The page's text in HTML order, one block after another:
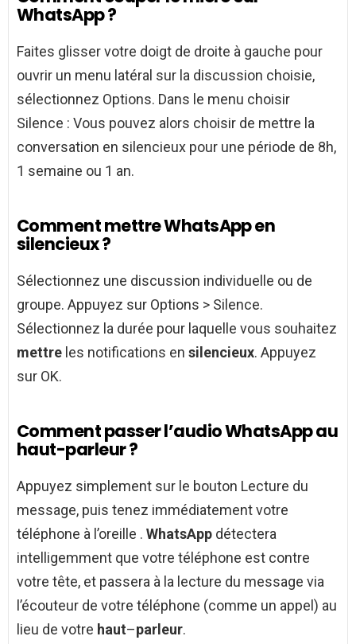
WhatsApp ?
Faites glisser votre doigt de droite à gauche pour
ouvrir un menu latéral sur la discussion choisie,
sélectionnez Options. Dans le menu choisir
Silence : Vous pouvez alors choisir de mettre la
conversation en silencieux pour une période de 8h,
1 semaine ou 1 an.
Comment mettre WhatsApp en
silencieux ?
Sélectionnez une discussion individuelle ou de
groupe. Appuyez sur Options > Silence.
Sélectionnez la durée pour laquelle vous souhaitez
mettre les notifications en silencieux. Appuyez
sur OK.
Comment passer l’audio WhatsApp au
haut-parleur ?
Appuyez simplement sur le bouton Lecture du
message, puis tenez immédiatement votre
téléphone à l’oreille . WhatsApp détectera
intelligemment que votre téléphone est contre
votre tête, et passera à la lecture du message via
l’écouteur de votre téléphone (comme un appel) au
lieu de votre haut–parleur.